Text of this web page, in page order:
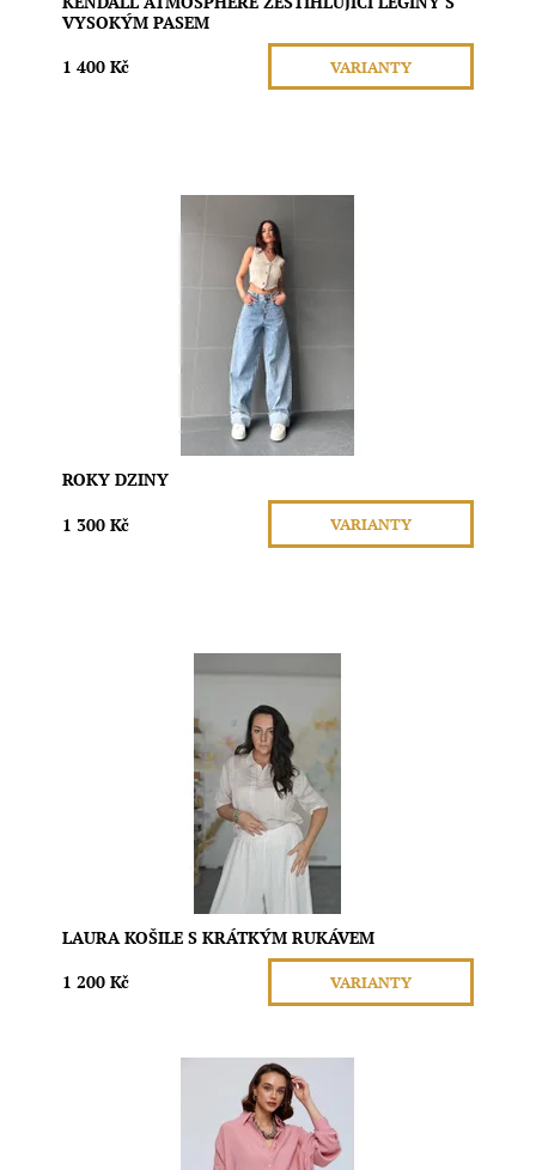
VYSOKÝM PASEM
1 400 Kč
VARIANTY
Dopřejte si pohodlí i styl s těmito trendy širokými
džínovými kalhotami. Navržené pro moderní ženy, které
milují ležérní, ale zároveň módní vzhled.
Skladem
Gravitas
ROKY DZINY
1 300 Kč
VARIANTY
kouskem, který snadno sladíte s jakýmkoli
outfitem. Cítit se volně, vypadat stylově. Tato oversized
pruhovaná košile v barvě stone je přesně to, co
potřebujete, abyste vyjádřila svou osobnost s lehkostí
Skladem
Moda
LAURA KOŠILE S KRÁTKÝM RUKÁVEM
1 200 Kč
VARIANTY
Dopřejte si maximální pohodlí a styl s oversize košilí z
jemného modalu. Tato košile je dokonalou volbou pro
ty, kteří milují ležérní eleganci s důrazem na kvalitní